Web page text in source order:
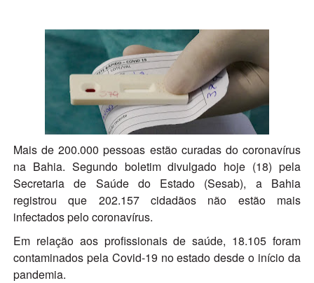
Mais de 200.000 pessoas estão curadas do coronavírus
na Bahia. Segundo boletim divulgado hoje (18) pela
Secretaria de Saúde do Estado (Sesab), a Bahia
registrou que 202.157 cidadãos não estão mais
infectados pelo coronavírus.
Em relação aos profissionais de saúde, 18.105 foram
contaminados pela Covid-19 no estado desde o início da
pandemia.